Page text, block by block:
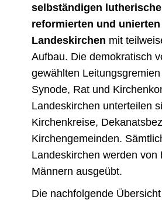
selbständigen
reformierten und unierten
Landeskirchen mit
Aufbau. Die demokratisch
gewählten
Synode, Rat und
Landeskirchen unterteilen
Kirchenkreise,
Kirchengemeinden.
Landeskirchen werden von
Männern ausgeübt.
Die nachfolgende